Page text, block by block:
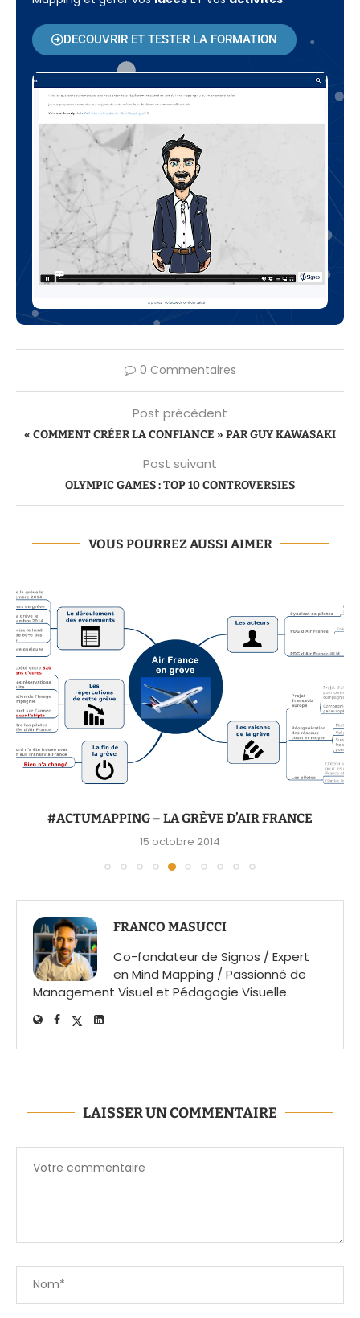
DECOUVRIR ET TESTER LA FORMATION
0 Commentaires
Post précèdent
« COMMENT CRÉER LA CONFIANCE » PAR GUY KAWASAKI
Post suivant
OLYMPIC GAMES : TOP 10 CONTROVERSIES
VOUS POURREZ AUSSI AIMER
#ACTUMAPPING – LA GRÈVE D’AIR FRANCE
15 octobre 2014
FRANCO MASUCCI
Co-fondateur de Signos / Expert
en Mind Mapping / Passionné de
Management Visuel et Pédagogie Visuelle.
LAISSER UN COMMENTAIRE